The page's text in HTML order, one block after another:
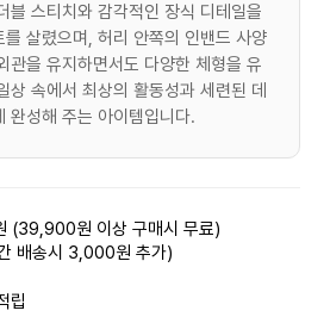
블 스티치와 감각적인 장식 디테일을
를 살렸으며, 허리 안쪽의 인밴드 사양
관을 유지하면서도 다양한 체형을 유
상 속에서 최상의 활동성과 세련된 데
완성해 주는 아이템입니다.
(39,900원 이상 구매시 무료)
배송시 3,000원 추가)
립